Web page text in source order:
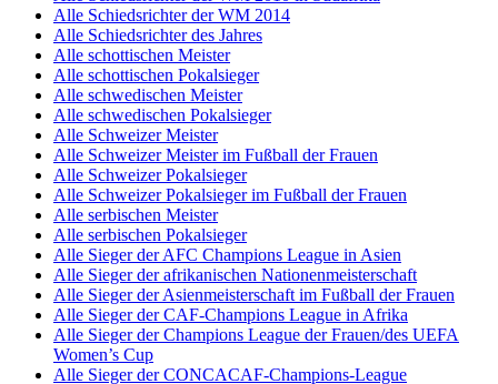
Alle Schiedsrichter der WM 2014
Alle Schiedsrichter des Jahres
Alle schottischen Meister
Alle schottischen Pokalsieger
Alle schwedischen Meister
Alle schwedischen Pokalsieger
Alle Schweizer Meister
Alle Schweizer Meister im Fußball der Frauen
Alle Schweizer Pokalsieger
Alle Schweizer Pokalsieger im Fußball der Frauen
Alle serbischen Meister
Alle serbischen Pokalsieger
Alle Sieger der AFC Champions League in Asien
Alle Sieger der afrikanischen Nationenmeisterschaft
Alle Sieger der Asienmeisterschaft im Fußball der Frauen
Alle Sieger der CAF-Champions League in Afrika
Alle Sieger der Champions League der Frauen/des UEFA
Women’s Cup
Alle Sieger der CONCACAF-Champions-League